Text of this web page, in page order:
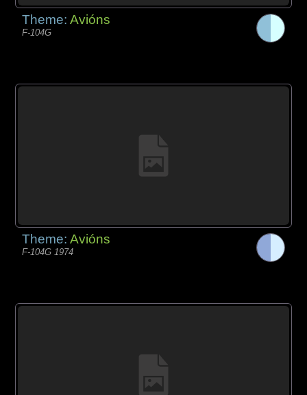
Theme:Avións
F-104G
Theme:Avións
F-104G 1974